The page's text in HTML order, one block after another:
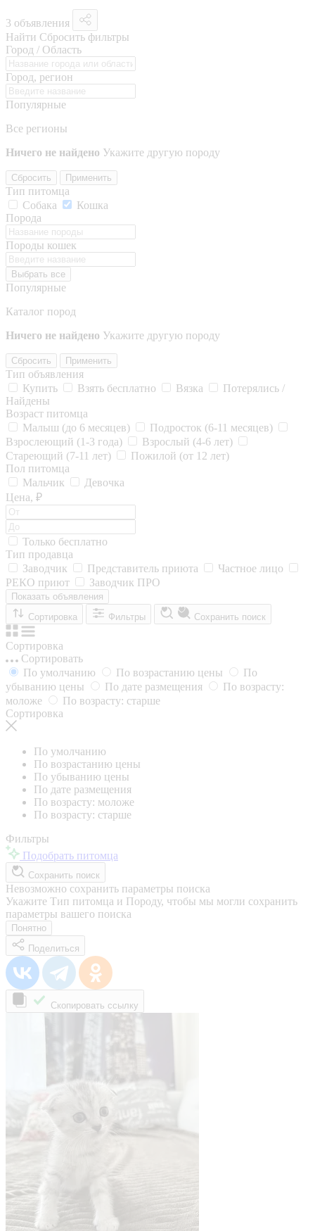
3 объявления
Найти Сбросить фильтры
Город / Область
Город, регион
Популярные
Все регионы
Ничего не найдено Укажите другую породу
Сбросить Применить
Тип питомца
Собака
Кошка
Порода
Породы кошек
Выбрать все
Популярные
Каталог пород
Ничего не найдено Укажите другую породу
Сбросить Применить
Тип объявления
Купить
Взять бесплатно Вязка
Потерялись /
Найдены
Возраст питомца
Малыш (до 6 месяцев)
Подросток (6-11 месяцев)
Взрослеющий (1-3 года)
Взрослый (4-6 лет)
Стареющий (7-11 лет)
Пожилой (от 12 лет)
Пол питомца
Мальчик
Девочка
Цена, ₽
Только бесплатно
Тип продавца
Заводчик
Представитель приюта
Частное лицо
РЕКО приют
Заводчик ПРО
Показать объявления
Сортировка
Фильтры Сохранить поиск
Сортировка
Сортировать
По умолчанию
По возрастанию цены
По
убыванию цены
По дате размещения
По возрасту:
моложе
По возрасту: старше
Сортировка
По умолчанию
По возрастанию цены
По убыванию цены
По дате размещения
По возрасту: моложе
По возрасту: старше
Фильтры
Подобрать питомца
Сохранить поиск
Невозможно сохранить параметры поиска
Укажите Тип питомца и Породу, чтобы мы могли сохранить
параметры вашего поиска
Понятно
Поделиться
Скопировать ссылку